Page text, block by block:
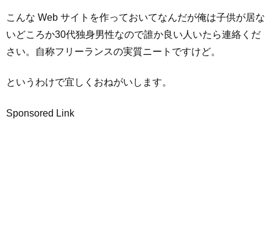
こんな Web サイトを作っておいてなんだが俺は子供が居な
いどころか30代独身男性なので誰か良い人いたら連絡くだ
さい。自称フリーランスの実質ニートですけど。
というわけで宜しくおねがいします。
Sponsored Link